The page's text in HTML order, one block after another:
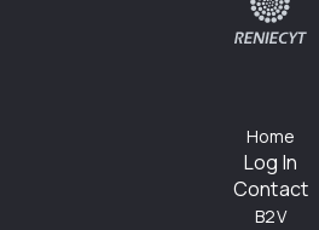
Home
Log In
Contact
B2V